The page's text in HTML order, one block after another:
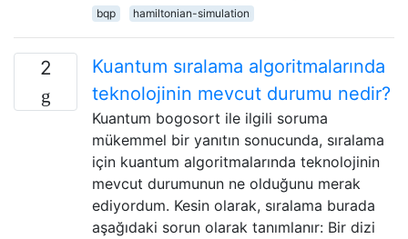
bqp
hamiltonian-simulation
2
Kuantum sıralama algoritmalarında
teknolojinin mevcut durumu nedir?
Kuantum bogosort ile ilgili soruma
mükemmel bir yanıtın sonucunda, sıralama
için kuantum algoritmalarında teknolojinin
mevcut durumunun ne olduğunu merak
ediyordum. Kesin olarak, sıralama burada
aşağıdaki sorun olarak tanımlanır: Bir dizi